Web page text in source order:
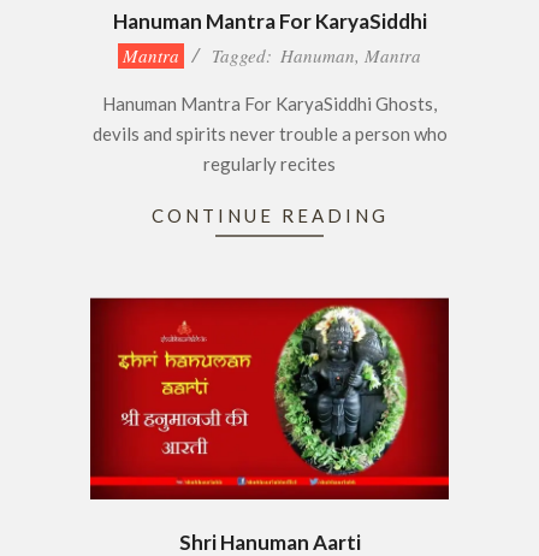
Hanuman Mantra For KaryaSiddhi
2020-
06
Mantra Tagged: Hanuman, Mantra
Hanuman Mantra For KaryaSiddhi Ghosts,
devils and spirits never trouble a person who
regularly recites
CONTINUE READING
Shri Hanuman Aarti